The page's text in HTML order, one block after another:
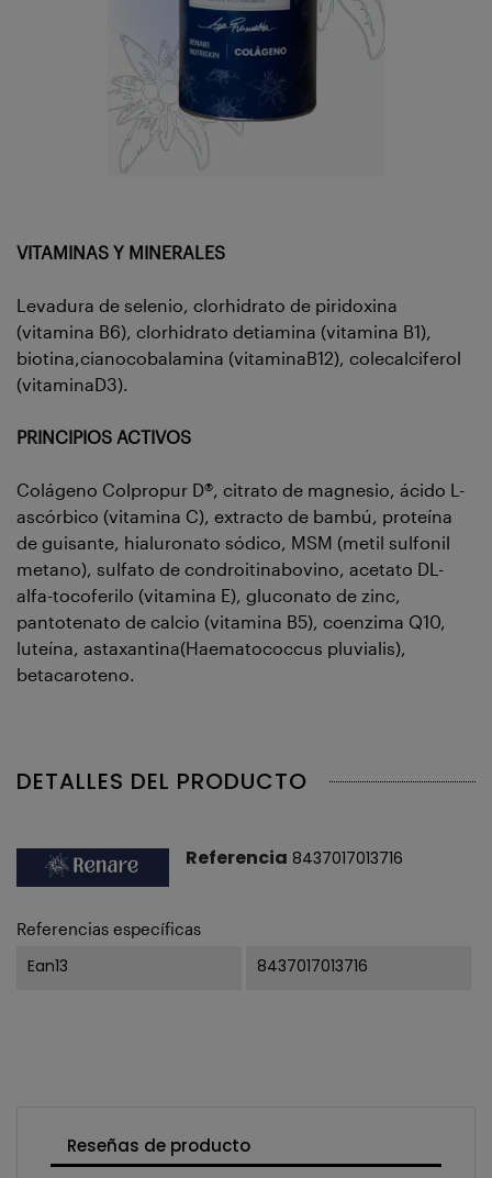
VITAMINAS Y MINERALES
Levadura de selenio, clorhidrato de piridoxina
(vitamina B6), clorhidrato detiamina (vitamina B1),
biotina,cianocobalamina (vitaminaB12), colecalciferol
(vitaminaD3).
PRINCIPIOS ACTIVOS
Colágeno Colpropur D®, citrato de magnesio, ácido L-
ascórbico (vitamina C), extracto de bambú, proteína
de guisante, hialuronato sódico, MSM (metil sulfonil
metano), sulfato de condroitinabovino, acetato DL-
alfa-tocoferilo (vitamina E), gluconato de zinc,
pantotenato de calcio (vitamina B5), coenzima Q10,
luteína, astaxantina(Haematococcus pluvialis),
betacaroteno.
DETALLES DEL PRODUCTO
Referencia 8437017013716
Referencias específicas
Ean13 8437017013716
Reseñas de producto